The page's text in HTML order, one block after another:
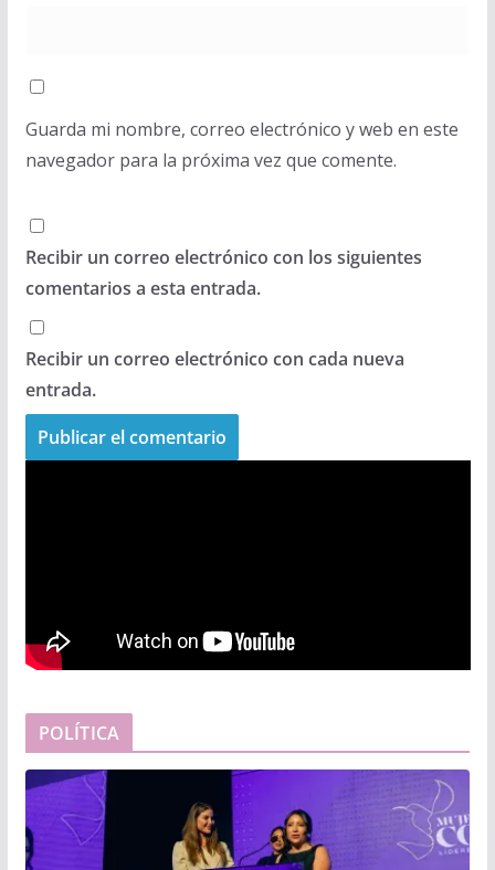
Guarda mi nombre, correo electrónico y web en este
navegador para la próxima vez que comente.
Recibir un correo electrónico con los siguientes
comentarios a esta entrada.
Recibir un correo electrónico con cada nueva
entrada.
POLÍTICA